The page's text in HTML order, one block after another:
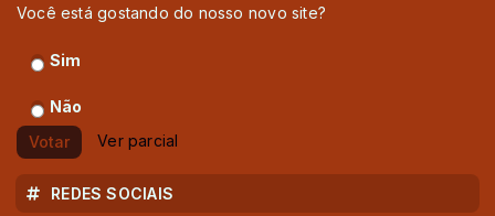
Você está gostando do nosso novo site?
Sim
Não
Votar
Ver parcial
REDES SOCIAIS